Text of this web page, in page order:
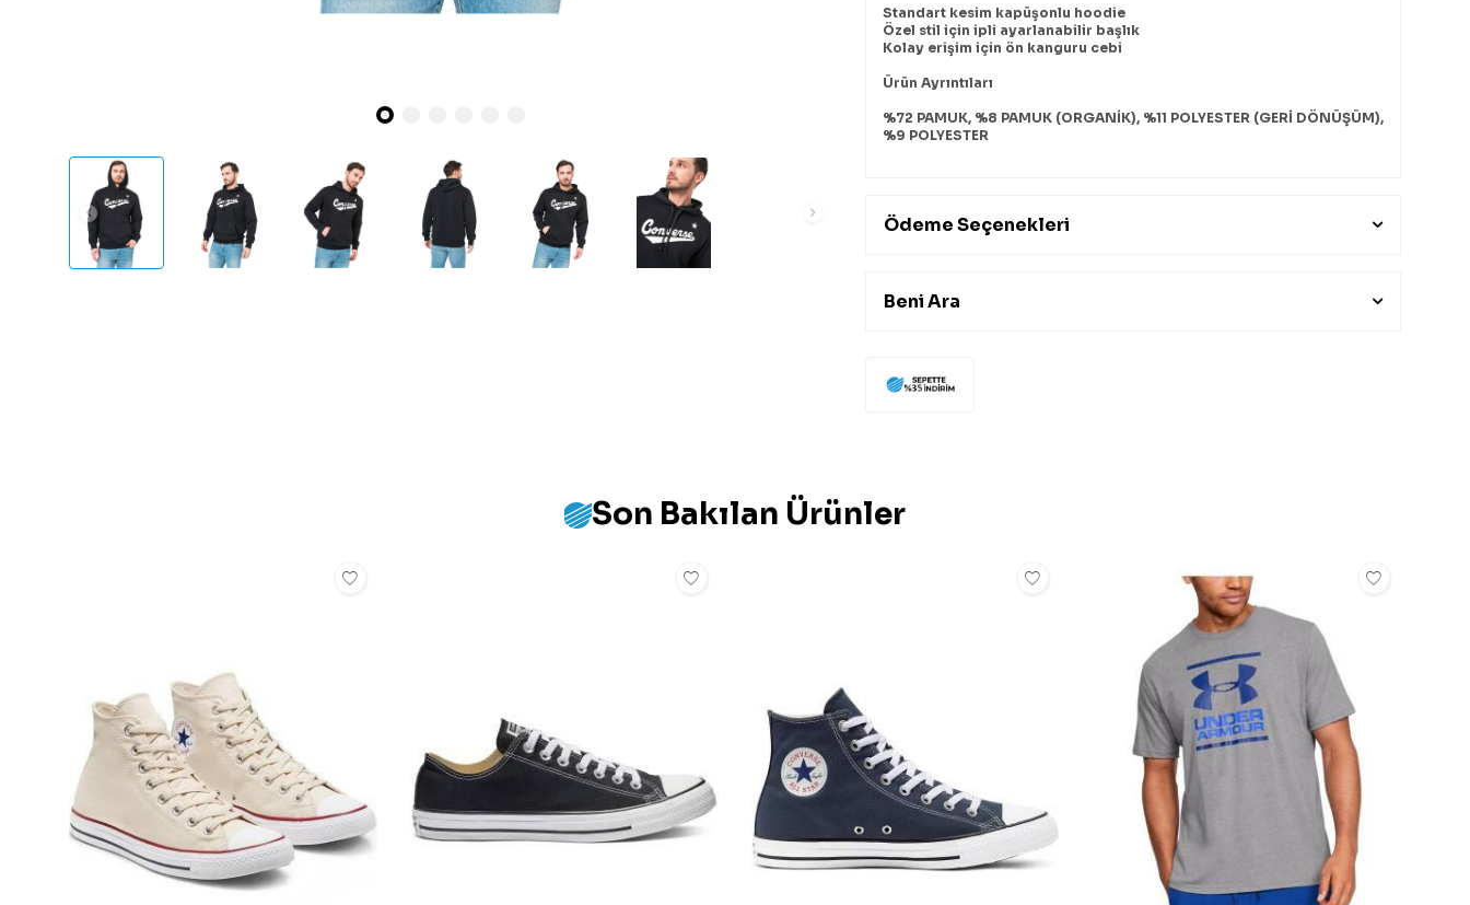
Standart kesim kapüşonlu hoodie
Özel stil için ipli ayarlanabilir başlık
Kolay erişim için ön kanguru cebi
Ürün Ayrıntıları
%72 PAMUK, %8 PAMUK (ORGANİK), %11 POLYESTER (GERİ DÖNÜŞÜM),
%9 POLYESTER
Ödeme Seçenekleri
Beni Ara
Son Bakılan Ürünler